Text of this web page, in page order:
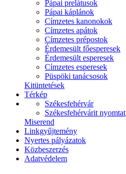
Pápai prelátusok
Pápai káplánok
Címzetes kanonokok
Címzetes apátok
Címzetes prépostok
Érdemesült főesperesek
Érdemesült esperesek
Címzetes esperesek
Püspöki tanácsosok
Kitüntetések
Térkép
Székesfehérvár
Székesfehérvárit nyomtat
Miserend
Linkgyűjtemény
Nyertes pályázatok
Közbeszerzés
Adatvédelem